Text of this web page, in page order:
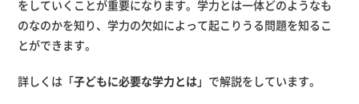
をしていくことが重要になります。学力とは一体どのようなも
のなのかを知り、学力の欠如によって起こりうる問題を知るこ
とができます。
詳しくは「子どもに必要な学力とは」で解説をしています。